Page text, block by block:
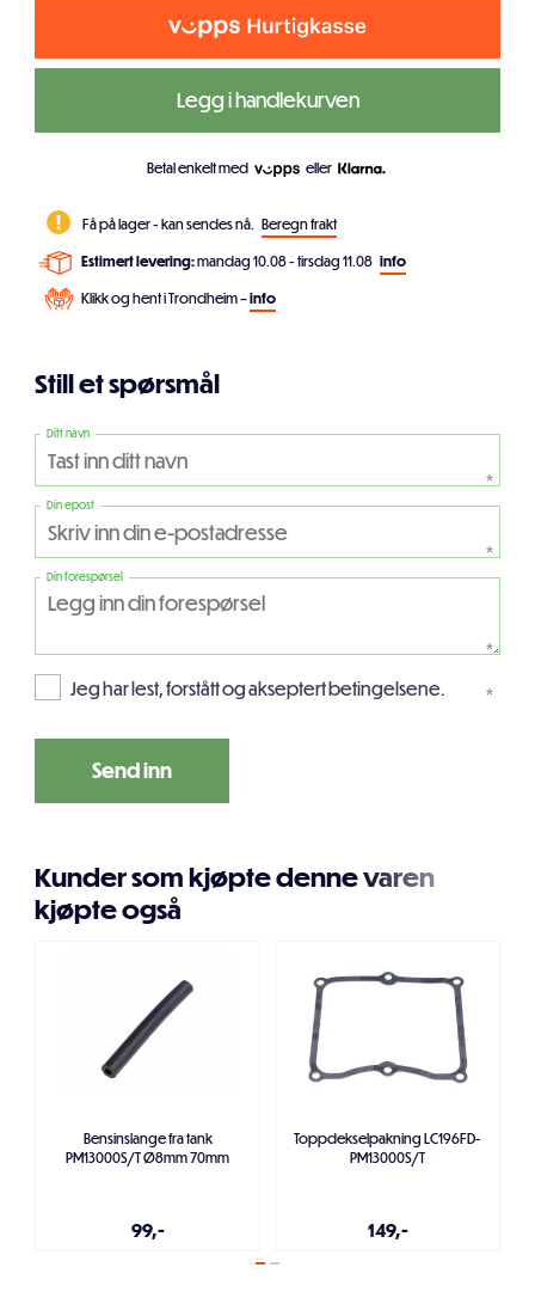
Legg i handlekurven
Betal enkelt med eller
Få på lager - kan sendes nå. Beregn frakt
Estimert levering:mandag 10.08 - tirsdag 11.08 info
Klikk og hent i Trondheim –info
Still et spørsmål
Ditt navn
*
Din epost
*
Din forespørsel
*
Jeg har lest, forstått og akseptert betingelsene. *
Kunder som kjøpte denne varen
kjøpte også
Bensinslange fra tank
PM13000S/T Ø8mm 70mm
99,-
Toppdekselpakning LC196FD-
PM13000S/T
149,-